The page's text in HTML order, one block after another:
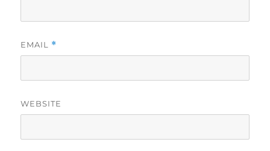
EMAIL *
WEBSITE